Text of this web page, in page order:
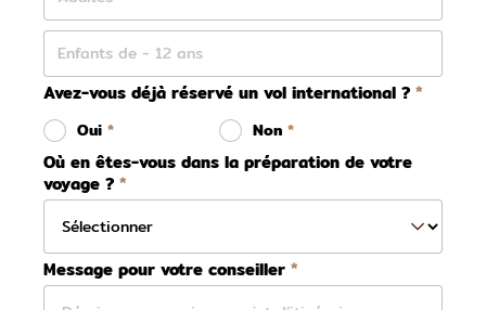
Avez-vous déjà réservé un vol international ?
Oui Non
Où en êtes-vous dans la préparation de votre
voyage ?
Message pour votre conseiller